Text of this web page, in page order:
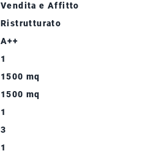
Vendita e Affitto
Ristrutturato
A++
1
1500 mq
1500 mq
1
3
1